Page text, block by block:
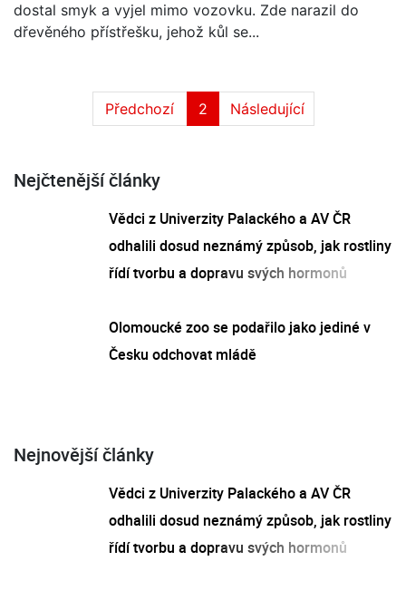
dostal smyk a vyjel mimo vozovku. Zde narazil do
dřevěného přístřešku, jehož kůl se...
Předchozí 2 Následující
Nejčtenější články
Vědci z Univerzity Palackého a AV ČR
odhalili dosud neznámý způsob, jak rostliny
řídí tvorbu a dopravu svých hormonů
Olomoucké zoo se podařilo jako jediné v
Česku odchovat mládě
Nejnovější články
Vědci z Univerzity Palackého a AV ČR
odhalili dosud neznámý způsob, jak rostliny
řídí tvorbu a dopravu svých hormonů